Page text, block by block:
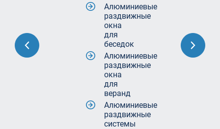
Алюминиевые
раздвижные
окна
для
беседок
Алюминиевые
раздвижные
окна
для
веранд
Алюминиевые
раздвижные
системы